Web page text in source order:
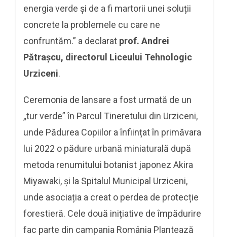
energia verde și de a fi martorii unei soluții
concrete la problemele cu care ne
confruntăm.” a declarat prof. Andrei
Pătrașcu, directorul Liceului Tehnologic
Urziceni.
Ceremonia de lansare a fost urmată de un
„tur verde” în Parcul Tineretului din Urziceni,
unde Pădurea Copiilor a înființat în primăvara
lui 2022 o pădure urbană miniaturală după
metoda renumitului botanist japonez Akira
Miyawaki, și la Spitalul Municipal Urziceni,
unde asociația a creat o perdea de protecție
forestieră. Cele două inițiative de împădurire
fac parte din campania România Plantează